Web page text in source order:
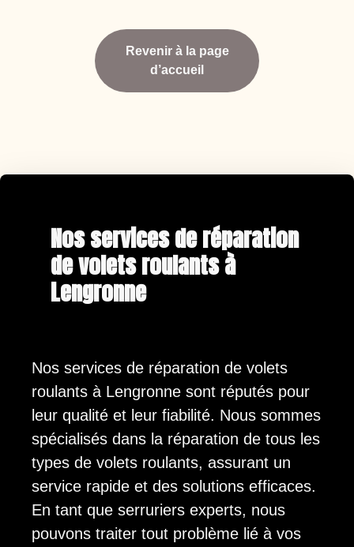
Revenir à la page
d’accueil
Nos services de réparation
de volets roulants à
Lengronne
Nos services de réparation de volets
roulants à Lengronne sont réputés pour
leur qualité et leur fiabilité. Nous sommes
spécialisés dans la réparation de tous les
types de volets roulants, assurant un
service rapide et des solutions efficaces.
En tant que serruriers experts, nous
pouvons traiter tout problème lié à vos